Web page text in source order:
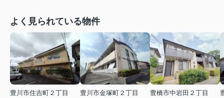
よく見られている物件
豊川市住吉町２丁目
豊川市金塚町２丁目
豊橋市中岩田２丁目